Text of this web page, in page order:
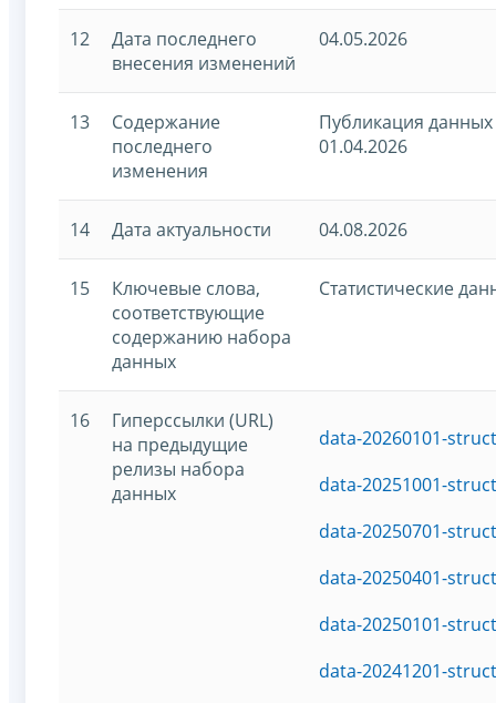
12
Дата последнего
внесения изменений
04.05.2026
13
Содержание
последнего
изменения
Публикация
01.04.2026
14 Дата актуальности 04.08.2026
15
Ключевые слова,
соответствующие
содержанию набора
данных
Статистические
16
Гиперссылки (URL)
на предыдущие
релизы набора
данных
data-20260101-
data-20251001-
data-20250701-
data-20250401-
data-20250101-
data-20241201-